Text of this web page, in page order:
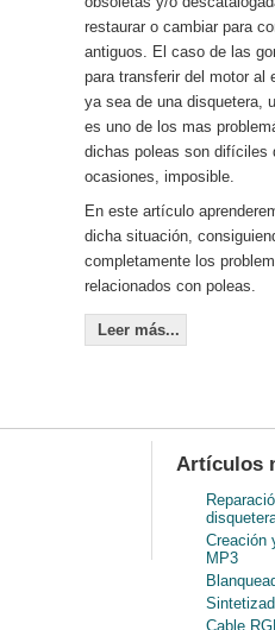
restaurar o cambiar para
antiguos. El caso de las
para transferir del motor al
ya sea de una disquetera,
es uno de los mas
dichas poleas son difíciles
ocasiones, imposible.
En este artículo
dicha situación,
completamente los
relacionados con poleas.
Leer más...
Artículos
Creación
MP3
Cable